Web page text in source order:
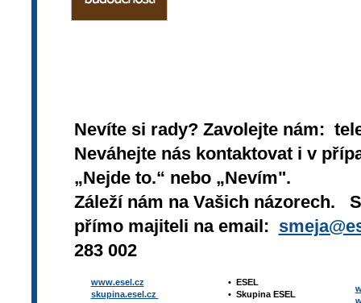
Nevíte si rady? Zavolejte nám:
Neváhejte nás kontaktovat i v
„Nejde to.“ nebo „Nevím".
Záleží nám na Vašich názorech.
přímo majiteli na email:
283 002
www.esel.cz
skupina.esel.cz
• ESEL
• Skupina ESEL